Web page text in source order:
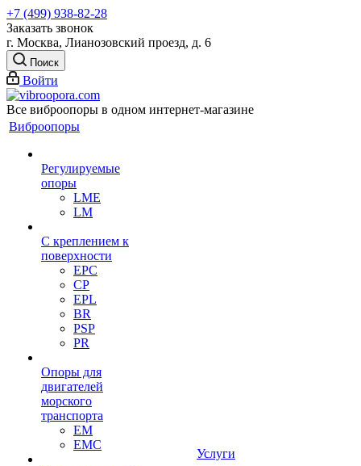
+7 (499) 938-82-28
Заказать звонок
г. Москва, Лианозовский проезд, д. 6
Поиск
Войти
Все виброопоры в одном интернет-магазине
Виброопоры
Регулируемые
опоры
LME
LM
С креплением к
поверхности
EPC
CP
EPL
BR
PSP
PR
Опоры для
двигателей
морского
транспорта
EM
EMC
Услуги